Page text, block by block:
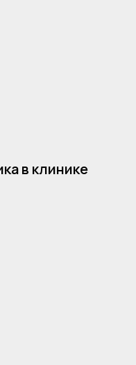
в клинике